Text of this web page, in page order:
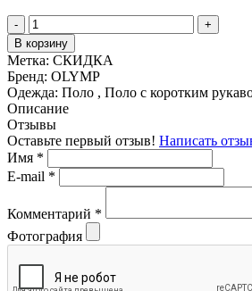
-
+
В корзину
Метка: СКИДКА
Бренд: OLYMP
Одежда: Поло , Поло с коротким
Описание
Отзывы
Оставьте первый отзыв! Написать
Имя *
E-mail *
Комментарий *
Фотография